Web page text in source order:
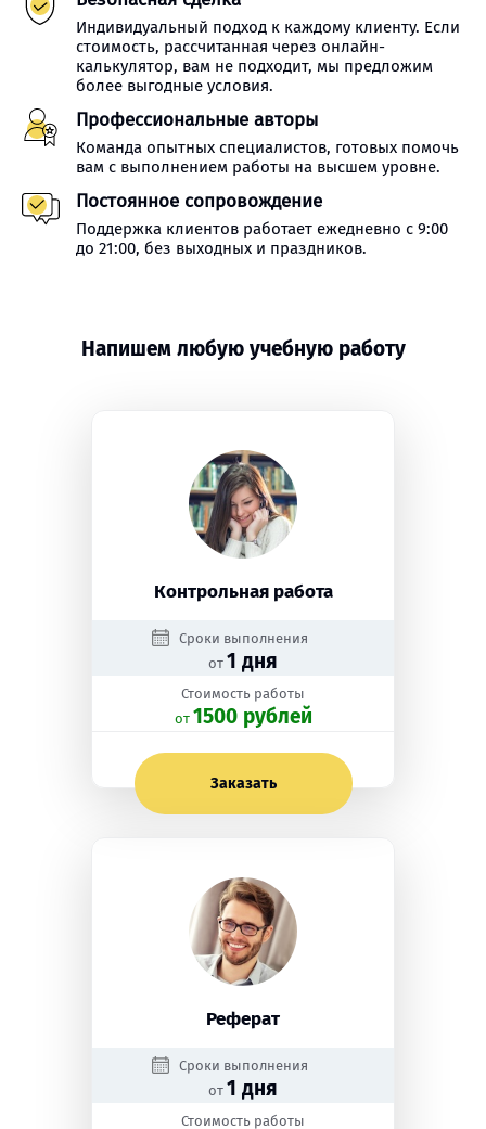
Индивидуальный подход к каждому клиенту. Если
стоимость, рассчитанная через онлайн-
калькулятор, вам не подходит, мы предложим
более выгодные условия.
Профессиональные авторы
Команда опытных специалистов, готовых помочь
вам с выполнением работы на высшем уровне.
Постоянное сопровождение
Поддержка клиентов работает ежедневно с 9:00
до 21:00, без выходных и праздников.
Напишем любую учебную работу
Контрольная работа
Сроки выполнения
от 1 дня
Стоимость работы
oт 1500 рублей
Заказать
Реферат
Сроки выполнения
от 1 дня
Стоимость работы